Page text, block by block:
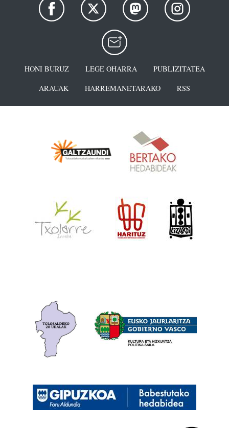
HONI BURUZ LEGE OHARRA
PUBLIZITATEA
ARAUAK
HARREMANETARAKO RSS